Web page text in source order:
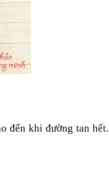
đến khi đường tan hết.